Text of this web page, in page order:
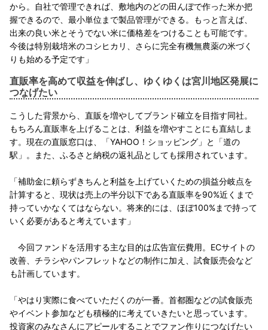
から。自社で管理できれば、敷地内のどの田んぼで作った米か把
握できるので、最小単位まで製品管理ができる。もっと言えば、
出来の良い米とそうでない米に価格差をつけることも可能です。
今後は特別栽培米のコシヒカリ、さらに完全有機無農薬の米づく
りも始める予定です」
直販率を高めて収益を伸ばし、ゆくゆくは宮川地区発展に
つなげたい
こうした背景から、直販を増やしてブランド確立を目指す同社。
もちろん直販率を上げることは、利益を増やすことにも直結しま
す。現在の直販窓口は、「YAHOO！ショッピング」と「道の
駅」。また、ふるさと納税の返礼品としても採用されています。
「補助金に頼らずきちんと利益を上げていくための損益分岐点を
計算すると、現状は売上の半分以下である直販率を90%近くまで
持っていかなくてはならない。将来的には、ほぼ100%まで持って
いく必要があると考えています」
今回ファンドを活用する主な目的は広告宣伝費用。ECサイトの
改善、チラシやパンフレットなどの制作に加え、試食販売会など
も計画しています。
「やはり実際に食べていただくのが一番。首都圏などの試食販売
やイベント参加なども積極的に考えていきたいと思っています。
投資家のみなさんにアピールすることでファン作りにつなげたい